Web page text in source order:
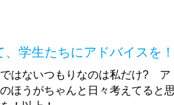
、学生たちにアドバイスを！
はないつもりなのは私だけ? ア
ほうがちゃんと日々考えてると